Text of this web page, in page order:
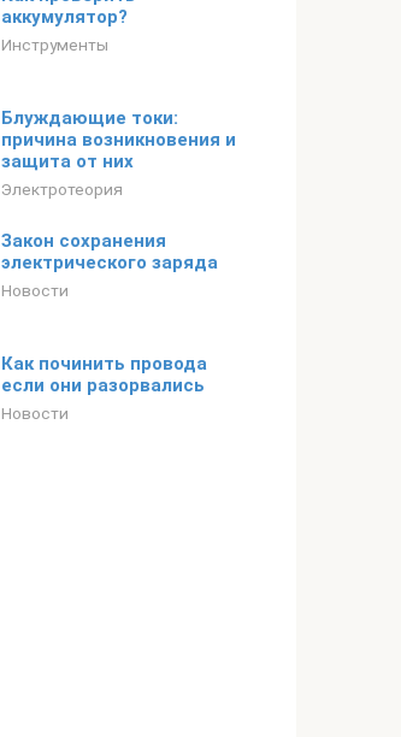
аккумулятор?
Инструменты
Блуждающие токи:
причина возникновения и
защита от них
Электротеория
Закон сохранения
электрического заряда
Новости
Как починить провода
если они разорвались
Новости